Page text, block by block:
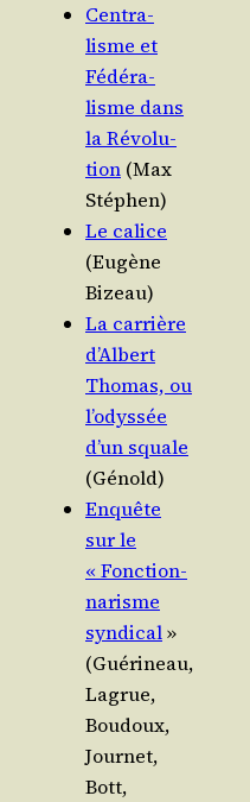
Cen­tra­
lisme et
Fédé­ra­
lisme dans
la Révo­lu­
tion (Max
Stéphen)
Le calice
(Eugène
Bizeau)
La car­rière
d’Albert
Tho­mas, ou
l’odyssée
d’un squale
(Génold)
Enquête
sur le
« Fonc­tion­
na­risme
syn­di­cal»
(Gué­ri­neau,
Lagrue,
Bou­doux,
Jour­net,
Bott,